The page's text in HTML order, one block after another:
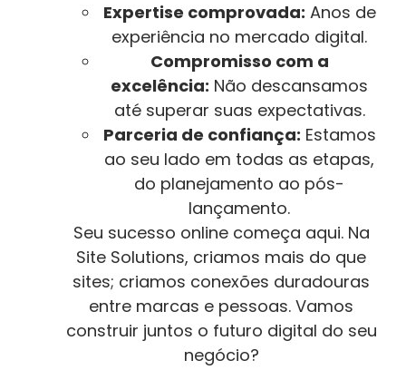
Expertise comprovada: Anos de
experiência no mercado digital.
Compromisso com a
excelência: Não descansamos
até superar suas expectativas.
Parceria de confiança: Estamos
ao seu lado em todas as etapas,
do planejamento ao pós-
lançamento.
Seu sucesso online começa aqui. Na
Site Solutions, criamos mais do que
sites; criamos conexões duradouras
entre marcas e pessoas. Vamos
construir juntos o futuro digital do seu
negócio?